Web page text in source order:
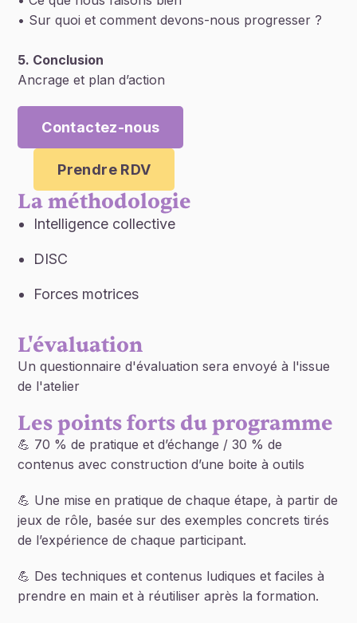
• Sur quoi et comment devons-nous progresser ?
5. Conclusion
Ancrage et plan d’action
Contactez-nous
Prendre RDV
La méthodologie
Intelligence collective
DISC
Forces motrices
L'évaluation
Un questionnaire d'évaluation sera envoyé à l'issue
de l'atelier
Les points forts du programme
💪 70 % de pratique et d’échange / 30 % de
contenus avec construction d’une boite à outils
💪 Une mise en pratique de chaque étape, à partir de
jeux de rôle, basée sur des exemples concrets tirés
de l’expérience de chaque participant.
💪 Des techniques et contenus ludiques et faciles à
prendre en main et à réutiliser après la formation.